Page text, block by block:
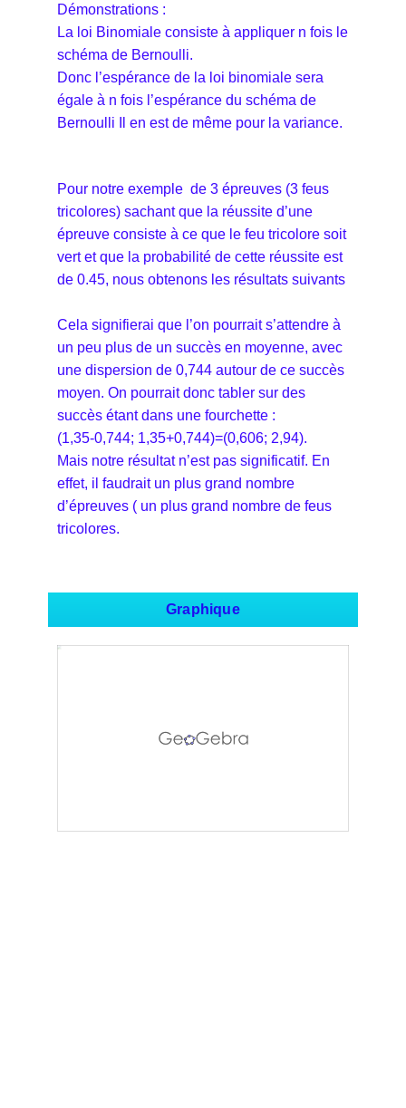
Démonstrations :
La loi Binomiale consiste à appliquer n fois le
schéma de Bernoulli.
Donc l’espérance de la loi binomiale sera
égale à n fois l’espérance du schéma de
Bernoulli Il en est de même pour la variance.
Pour notre exemple de 3 épreuves (3 feus
tricolores) sachant que la réussite d’une
épreuve consiste à ce que le feu tricolore soit
vert et que la probabilité de cette réussite est
de 0.45, nous obtenons les résultats suivants
Cela signifierai que l’on pourrait s’attendre à
un peu plus de un succès en moyenne, avec
une dispersion de 0,744 autour de ce succès
moyen. On pourrait donc tabler sur des
succès étant dans une fourchette :
(1,35-0,744; 1,35+0,744)=(0,606; 2,94).
Mais notre résultat n’est pas significatif. En
effet, il faudrait un plus grand nombre
d’épreuves ( un plus grand nombre de feus
tricolores.
Graphique